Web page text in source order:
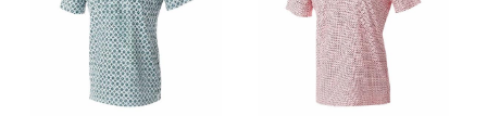
トレーニング
野球